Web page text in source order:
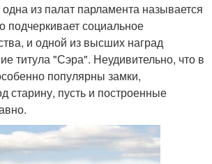
из палат парламента называется
подчеркивает социальное
и одной из высших наград
титула "Сэра". Неудивительно, что в
популярны замки,
старину, пусть и построенные